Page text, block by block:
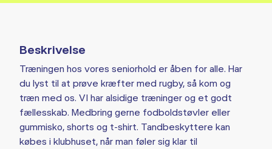
Beskrivelse
Træningen hos vores seniorhold er åben for alle. Har
du lyst til at prøve kræfter med rugby, så kom og
træn med os. VI har alsidige træninger og et godt
fællesskab. Medbring gerne fodboldstøvler eller
gummisko, shorts og t-shirt. Tandbeskyttere kan
købes i klubhuset, når man føler sig klar til